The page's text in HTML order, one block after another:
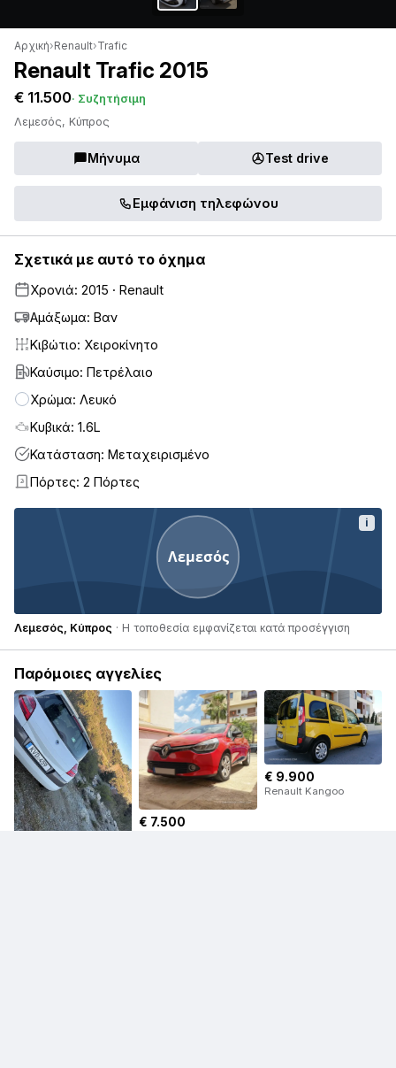
Αρχική›Renault›Trafic
Renault Trafic 2015
€ 11.500· Συζητήσιμη
Λεμεσός, Κύπρος
Μήνυμα Test drive
Εμφάνιση τηλεφώνου
Σχετικά με αυτό το όχημα
Χρονιά: 2015 · Renault
Αμάξωμα: Βαν
Κιβώτιο: Χειροκίνητο
Καύσιμο: Πετρέλαιο
Χρώμα: Λευκό
Κυβικά: 1.6L
Κατάσταση: Μεταχειρισμένο
2 Πόρτες: 2 Πόρτες
Λεμεσός
i
Λεμεσός, Κύπρος · Η τοποθεσία εμφανίζεται κατά προσέγγιση
Παρόμοιες αγγελίες
€ 7.500
€ 9.900
Renault Kangoo